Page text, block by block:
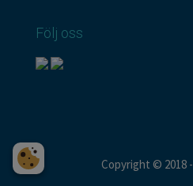
Följ oss
Copyright © 2018 -